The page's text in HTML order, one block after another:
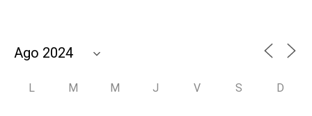
L M M J V S D